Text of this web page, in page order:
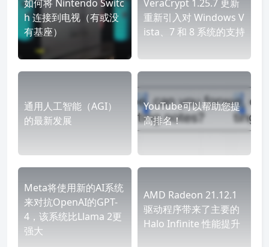
如何将 Nintendo Switc
h 连接到电视（有或没
有基座）
VeraCrypt 1.25.7 更新
重新引入对 Windows V
ista、7 和 8 系统的支持
通用人工智能（AGI）
的最新发展
YouTube可以帮助您提
高排名！
Meta将使用新的AI系统
来对抗OpenAI的GPT-
4，该系统比Llama 2更
强大
AMD Radeon 21.12.1
驱动程序带来了主要的
Halo Infinite 性能提升